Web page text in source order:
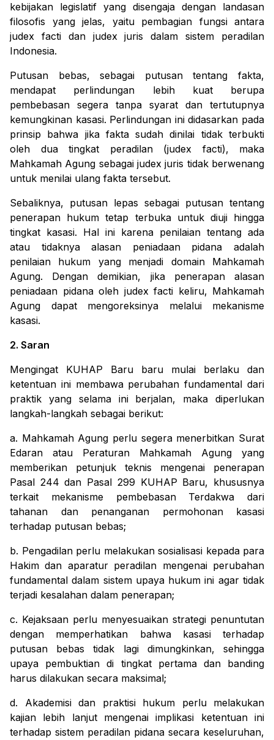
kebijakan legislatif yang disengaja dengan landasan
filosofis yang jelas, yaitu pembagian fungsi antara
judex facti dan judex juris dalam sistem peradilan
Indonesia.
Putusan bebas, sebagai putusan tentang fakta,
mendapat perlindungan lebih kuat berupa
pembebasan segera tanpa syarat dan tertutupnya
kemungkinan kasasi. Perlindungan ini didasarkan pada
prinsip bahwa jika fakta sudah dinilai tidak terbukti
oleh dua tingkat peradilan (judex facti), maka
Mahkamah Agung sebagai judex juris tidak berwenang
untuk menilai ulang fakta tersebut.
Sebaliknya, putusan lepas sebagai putusan tentang
penerapan hukum tetap terbuka untuk diuji hingga
tingkat kasasi. Hal ini karena penilaian tentang ada
atau tidaknya alasan peniadaan pidana adalah
penilaian hukum yang menjadi domain Mahkamah
Agung. Dengan demikian, jika penerapan alasan
peniadaan pidana oleh judex facti keliru, Mahkamah
Agung dapat mengoreksinya melalui mekanisme
kasasi.
2. Saran
Mengingat KUHAP Baru baru mulai berlaku dan
ketentuan ini membawa perubahan fundamental dari
praktik yang selama ini berjalan, maka diperlukan
langkah-langkah sebagai berikut:
a. Mahkamah Agung perlu segera menerbitkan Surat
Edaran atau Peraturan Mahkamah Agung yang
memberikan petunjuk teknis mengenai penerapan
Pasal 244 dan Pasal 299 KUHAP Baru, khususnya
terkait mekanisme pembebasan Terdakwa dari
tahanan dan penanganan permohonan kasasi
terhadap putusan bebas;
b. Pengadilan perlu melakukan sosialisasi kepada para
Hakim dan aparatur peradilan mengenai perubahan
fundamental dalam sistem upaya hukum ini agar tidak
terjadi kesalahan dalam penerapan;
c. Kejaksaan perlu menyesuaikan strategi penuntutan
dengan memperhatikan bahwa kasasi terhadap
putusan bebas tidak lagi dimungkinkan, sehingga
upaya pembuktian di tingkat pertama dan banding
harus dilakukan secara maksimal;
d. Akademisi dan praktisi hukum perlu melakukan
kajian lebih lanjut mengenai implikasi ketentuan ini
terhadap sistem peradilan pidana secara keseluruhan,